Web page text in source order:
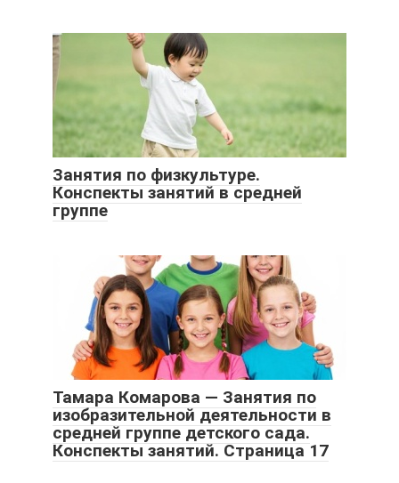
Занятия по физкультуре.
Конспекты занятий в средней
группе
Тамара Комарова — Занятия по
изобразительной деятельности в
средней группе детского сада.
Конспекты занятий. Страница 17